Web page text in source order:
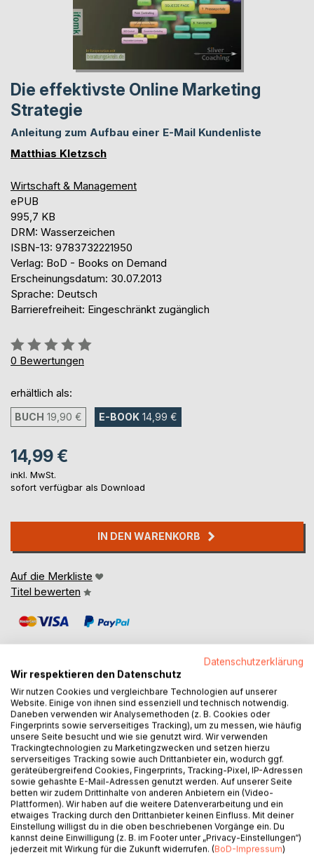
Die effektivste Online Marketing
Strategie
Anleitung zum Aufbau einer E-Mail Kundenliste
Matthias Kletzsch
Wirtschaft & Management
ePUB
995,7 KB
DRM: Wasserzeichen
ISBN-13: 9783732221950
Verlag: BoD - Books on Demand
Erscheinungsdatum: 30.07.2013
Sprache: Deutsch
Barrierefreiheit: Eingeschränkt zugänglich
Bewertung::
0%
0 Bewertungen
erhältlich als:
BUCH 19,90 € E-BOOK 14,99 €
14,99 €
inkl. MwSt.
sofort verfügbar als Download
IN DEN WARENKORB
Auf die Merkliste
Titel bewerten
BESCHREIBUNG
"Die effektivste online Marketing Strategie, Anleitung zum
Aufbau einer E-Mail Kundenliste" ist ein Handbuch mit den
neuesten Infos und Strategien zur Kundengewinnung. Sie
wissen es längst, nicht wahr? Webseiten halten nicht, was
die Programmierer versprechen. Eine Webseite ist heute
kein Wettbewerbsvorteil mehr. Alle haben eine.
Nötig sind effektiv kontrollierbare Werkzeuge, welche
messbare Ergebnisse, auch in Erträgen, bringen. Dazu sind
jedoch feinst abgestimmte Strategien und vernetzte
Datenschutzerklärung
Wir respektieren den Datenschutz
Wir nutzen Cookies und vergleichbare Technologien auf unserer
Website. Einige von ihnen sind essenziell und technisch notwendig.
Daneben verwenden wir Analysemethoden (z. B. Cookies oder
Fingerprints sowie serverseitiges Tracking), um zu messen, wie häufig
unsere Seite besucht und wie sie genutzt wird. Wir verwenden
Trackingtechnologien zu Marketingzwecken und setzen hierzu
serverseitiges Tracking sowie auch Drittanbieter ein, wodurch ggf.
geräteübergreifend Cookies, Fingerprints, Tracking-Pixel, IP-Adressen
sowie gehashte E-Mail-Adressen genutzt werden. Auf unserer Seite
betten wir zudem Drittinhalte von anderen Anbietern ein (Video-
Plattformen). Wir haben auf die weitere Datenverarbeitung und ein
etwaiges Tracking durch den Drittanbieter keinen Einfluss. Mit deiner
Einstellung willigst du in die oben beschriebenen Vorgänge ein. Du
kannst deine Einwilligung (z. B. im Footer unter „Privacy-Einstellungen“)
jederzeit mit Wirkung für die Zukunft widerrufen. (BoD-Impressum)